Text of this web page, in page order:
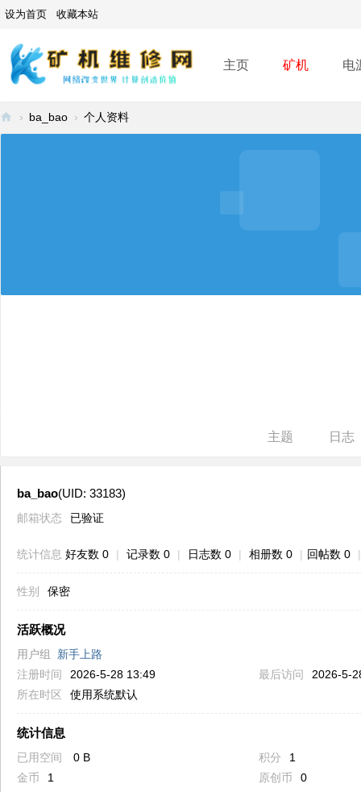
设为首页 收藏本站
主页 矿机 电
› ba_bao › 个人资料
主题 日志
ba_bao(UID: 33183)
邮箱状态 已验证
统计信息 好友数 0 | 记录数 0 | 日志数 0 | 相册数 0 | 回帖数 0 |
性别 保密
活跃概况
用户组 新手上路
注册时间
2026-5-28 13:49 最后访问
2026-5-
所在时区
使用系统默认
统计信息
已用空间 0 B 积分
1
金币
1 原创币 0